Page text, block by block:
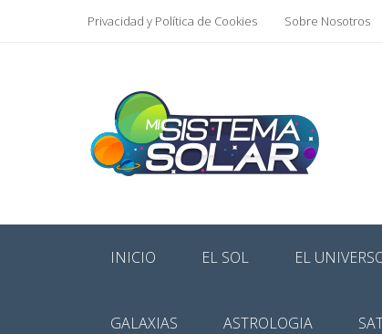
Privacidad y Política de Cookies Sobre Nosotros
INICIO EL SOL EL
GALAXIAS ASTROLOGIA